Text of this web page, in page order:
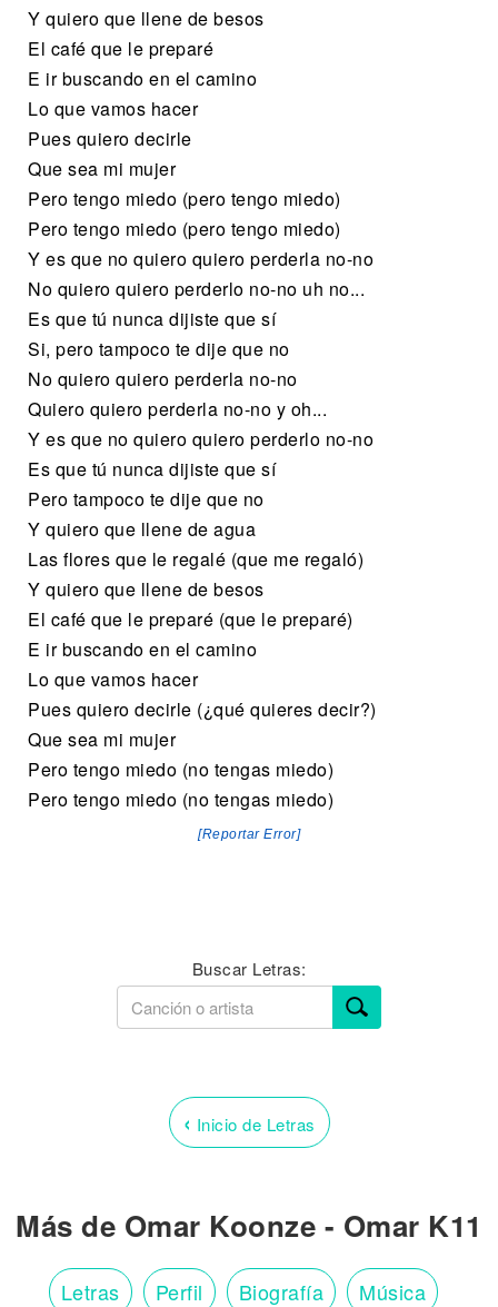
Y quiero que llene de besos
El café que le preparé
E ir buscando en el camino
Lo que vamos hacer
Pues quiero decirle
Que sea mi mujer
Pero tengo miedo (pero tengo miedo)
Pero tengo miedo (pero tengo miedo)
Y es que no quiero quiero perderla no-no
No quiero quiero perderlo no-no uh no...
Es que tú nunca dijiste que sí
Si, pero tampoco te dije que no
No quiero quiero perderla no-no
Quiero quiero perderla no-no y oh...
Y es que no quiero quiero perderlo no-no
Es que tú nunca dijiste que sí
Pero tampoco te dije que no
Y quiero que llene de agua
Las flores que le regalé (que me regaló)
Y quiero que llene de besos
El café que le preparé (que le preparé)
E ir buscando en el camino
Lo que vamos hacer
Pues quiero decirle (¿qué quieres decir?)
Que sea mi mujer
Pero tengo miedo (no tengas miedo)
Pero tengo miedo (no tengas miedo)
[Reportar Error]
Buscar Letras:
‹ Inicio de Letras
Más de Omar Koonze - Omar K11
Letras Perfil Biografía Música